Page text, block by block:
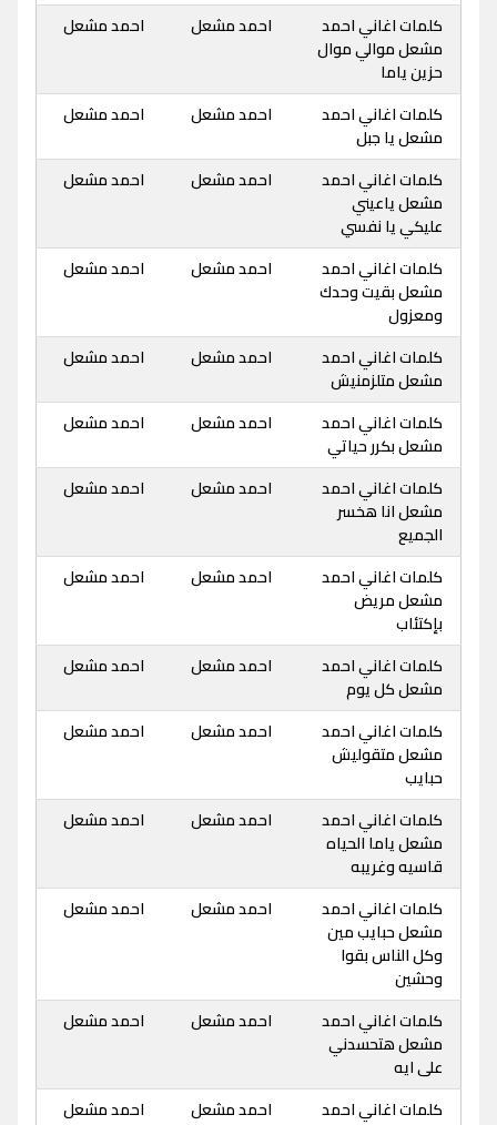
كلمات اغاني احمد
مشعل موالي موال
حزين ياما
احمد مشعل احمد مشعل
كلمات اغاني احمد
مشعل يا جبل
احمد مشعل احمد مشعل
كلمات اغاني احمد
مشعل ياعيني
عليكي يا نفسي
احمد مشعل احمد مشعل
كلمات اغاني احمد
مشعل بقيت وحدك
ومعزول
احمد مشعل احمد مشعل
كلمات اغاني احمد
مشعل متلزمنيش
احمد مشعل احمد مشعل
كلمات اغاني احمد
مشعل بكرر حياتي
احمد مشعل احمد مشعل
كلمات اغاني احمد
مشعل انا هخسر
الجميع
احمد مشعل احمد مشعل
كلمات اغاني احمد
مشعل مريض
بإكتئاب
احمد مشعل احمد مشعل
كلمات اغاني احمد
مشعل كل يوم
احمد مشعل احمد مشعل
كلمات اغاني احمد
مشعل متقوليش
حبايب
احمد مشعل احمد مشعل
كلمات اغاني احمد
مشعل ياما الحياه
قاسيه وغريبه
احمد مشعل احمد مشعل
كلمات اغاني احمد
مشعل حبايب مين
وكل الناس بقوا
وحشين
احمد مشعل احمد مشعل
كلمات اغاني احمد
مشعل هتحسدني
على ايه
احمد مشعل احمد مشعل
كلمات اغاني احمد
احمد مشعل احمد مشعل